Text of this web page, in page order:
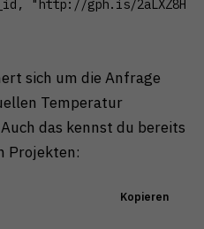
"http://gph.is/2aLXZ8H",
sich um die Anfrage
Temperatur
das kennst du bereits
Projekten:
Kopieren